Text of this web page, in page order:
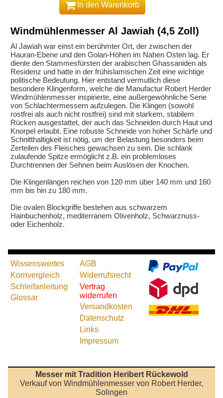
In den Warenkorb
Windmühlenmesser Al Jawiah (4,5 Zoll)
Al Jawiah war einst ein berühmter Ort, der zwischen der
Hauran-Ebene und den Golan-Höhen im Nahen Osten lag. Er
diente den Stammesfürsten der arabischen Ghassaniden als
Residenz und hatte in der frühislamischen Zeit eine wichtige
politische Bedeutung. Hier entstand vermutlich diese
besondere Klingenform, welche die Manufactur Robert Herder
Windmühlenmesser inspirierte, eine außergewöhnliche Serie
von Schlachtermessern aufzulegen. Die Klingen (sowohl
rostfrei als auch nicht rostfrei) sind mit starkem, stabilem
Rücken ausgestattet, der auch das Schneiden durch Haut und
Knorpel erlaubt. Eine robuste Schneide von hoher Schärfe und
Schnitthaltigkeit ist nötig, um der Belastung besonders beim
Zerteilen des Fleisches gewachsen zu sein. Die schlank
zulaufende Spitze ermöglicht z.B. ein problemloses
Durchtrennen der Sehnen beim Auslösen der Knochen.
Die Klingenlängen reichen von 120 mm über 140 mm und 160
mm bis hin zu 180 mm.
Die ovalen Blockgriffe bestehen aus schwarzem
Hainbuchenholz, mediterranem Olivenholz, Schwarznuss-
oder Eichenholz.
Wissenswertes
Kornvergleich
Schleifanleitung
Glossar
AGB
Widerrufsrecht
Vertrag
widerrufen
Versandkosten
Datenschutz
Links
Impressum
Messer mit Tradition Heribert Rückewold
Verkauf von Windmühlenmesser von Robert Herder,
Solingen